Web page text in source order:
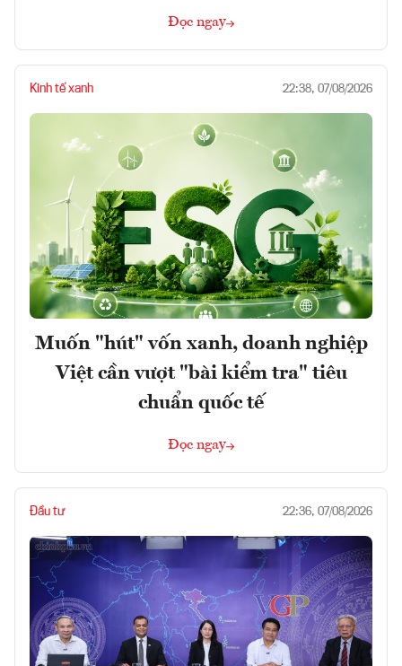
Đọc ngay
Kinh tế xanh 22:38, 07/08/2026
Muốn "hút" vốn xanh, doanh nghiệp
Việt cần vượt "bài kiểm tra" tiêu
chuẩn quốc tế
Đọc ngay
Đầu tư 22:36, 07/08/2026